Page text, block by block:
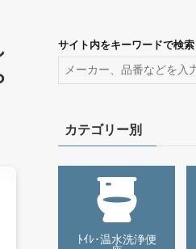
サイト内をキーワードで検索
カテゴリー別
ﾄｲﾚ･温水洗浄便